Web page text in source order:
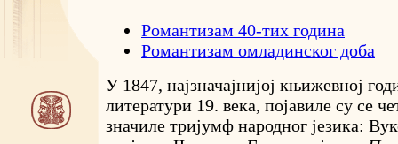
Романтизам 40-тих година
Романтизам омладинског доба
У 1847, најзначајнијој књижевној
литератури 19. века, појавиле су се
значиле тријумф народног језика: